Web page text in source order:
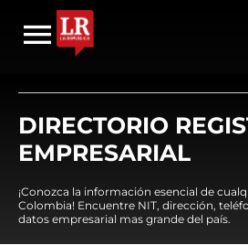
DIRECTORIO
EMPRESARIAL
¡Conozca la información esencial de
Colombia! Encuentre NIT, dirección,
datos empresarial mas grande del país.